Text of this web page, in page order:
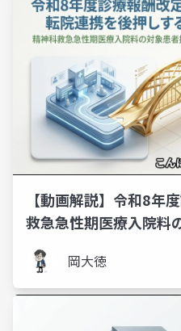
【動画解説】令和8年
救急急性期医療入院料
岡大徳